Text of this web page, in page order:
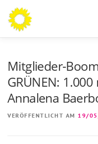
Inhalt
springen
ÜBER MICH
Mitglieder-
GRÜNEN:
Annalena
VERÖFFENTLICHT AM 19/